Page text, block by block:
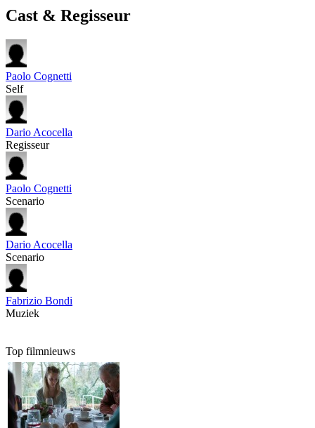
Cast & Regisseur
Paolo Cognetti
Self
Dario Acocella
Regisseur
Paolo Cognetti
Scenario
Dario Acocella
Scenario
Fabrizio Bondi
Muziek
Top filmnieuws